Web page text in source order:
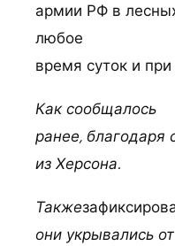
армии РФ в
любое
время суток и
Как сообщалось
ранее, благодаря
из Херсона.
Также
они укрывались